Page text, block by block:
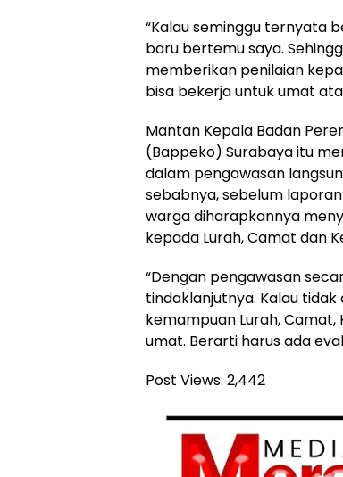
“Kalau seminggu ternyata
baru bertemu saya.
memberikan penilaian
bisa bekerja untuk umat
Mantan Kepala Badan
(Bappeko) Surabaya itu
dalam pengawasan
sebabnya, sebelum
warga diharapkannya
kepada Lurah, Camat dan
“Dengan pengawasan
tindaklanjutnya. Kalau
kemampuan Lurah,
umat. Berarti harus ada
Post Views: 2,442